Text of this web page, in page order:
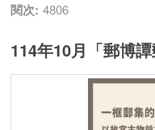
閱次: 4806
114年10月「郵博